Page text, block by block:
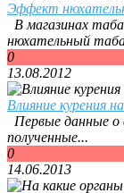
Эффект
В магазинах
нюхательный
0
13.08.2012
Влияние курения
Первые данные о
полученные...
0
14.06.2013